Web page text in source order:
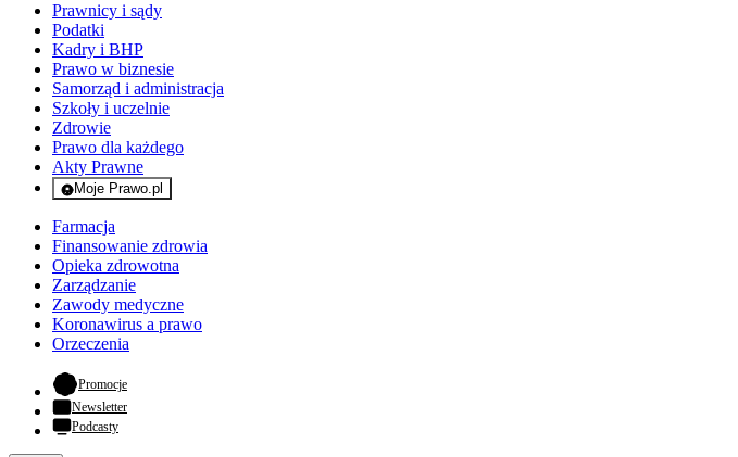
Prawnicy i sądy
Podatki
Kadry i BHP
Prawo w biznesie
Samorząd i administracja
Szkoły i uczelnie
Zdrowie
Prawo dla każdego
Akty Prawne
Moje Prawo.pl
- rejestracja i logowanie do serwisu
Farmacja
Finansowanie zdrowia
Opieka zdrowotna
Zarządzanie
Zawody medyczne
Koronawirus a prawo
Orzeczenia
Promocje- otwiera się w nowej karcie
Newsletter
Podcasty